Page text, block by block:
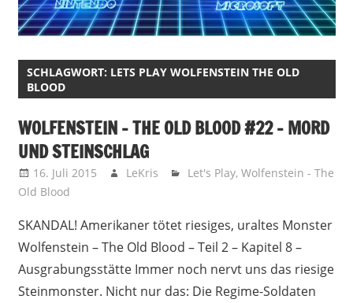
SCHLAGWORT: LETS PLAY WOLFENSTEIN THE OLD
BLOOD
WOLFENSTEIN – THE OLD BLOOD #22 – MORD
UND STEINSCHLAG
16. Juli 2015 LeKris Let's Play,Wolfenstein - The
Old Blood
SKANDAL! Amerikaner tötet riesiges, uraltes Monster
Wolfenstein – The Old Blood – Teil 2 – Kapitel 8 –
Ausgrabungsstätte Immer noch nervt uns das riesige
Steinmonster. Nicht nur das: Die Regime-Soldaten